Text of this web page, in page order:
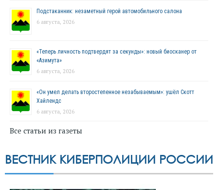
Подстаканник: незаметный герой автомобильного салона
6 августа, 2026
«Теперь личность подтвердят за секунды»: новый биосканер от
«Азимута»
6 августа, 2026
«Он умел делать второстепенное незабываемым»: ушёл Скотт
Хайлендс
6 августа, 2026
Все статьи из газеты
ВЕСТНИК КИБЕРПОЛИЦИИ РОССИИ